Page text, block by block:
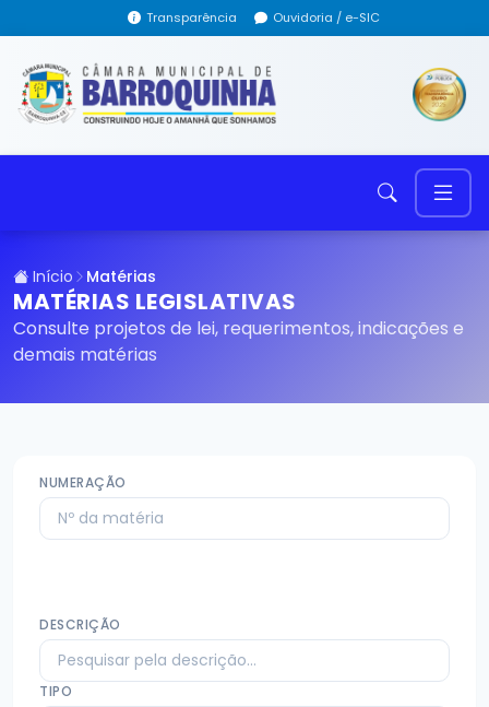
Transparência Ouvidoria / e-SIC
Início Matérias
MATÉRIAS LEGISLATIVAS
Consulte projetos de lei, requerimentos, indicações e
demais matérias
NUMERAÇÃO
DESCRIÇÃO
TIPO